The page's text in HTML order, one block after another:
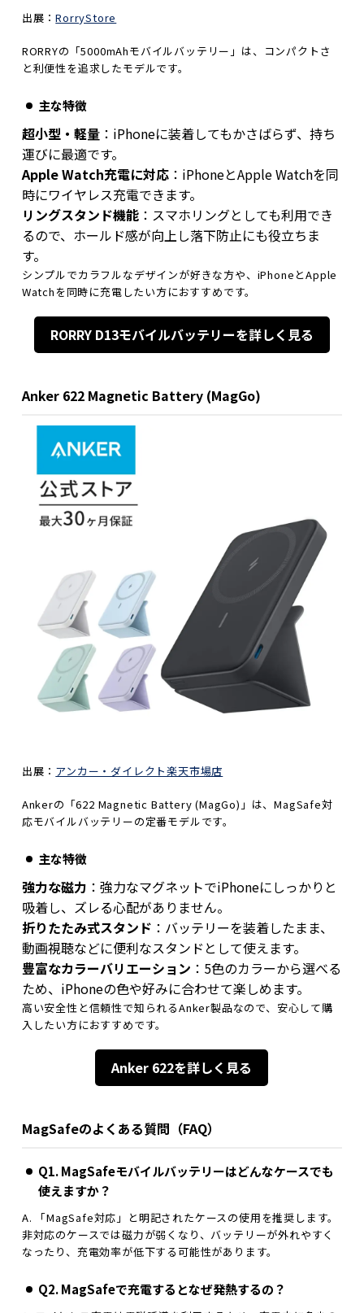
出展：RorryStore
RORRYの「5000mAhモバイルバッテリー」は、コンパクトさ
と利便性を追求したモデルです。
主な特徴
超小型・軽量：iPhoneに装着してもかさばらず、持ち
運びに最適です。
Apple Watch充電に対応：iPhoneとApple Watchを同
時にワイヤレス充電できます。
リングスタンド機能：スマホリングとしても利用でき
るので、ホールド感が向上し落下防止にも役立ちま
す。
シンプルでカラフルなデザインが好きな方や、iPhoneとApple
Watchを同時に充電したい方におすすめです。
RORRY D13モバイルバッテリーを詳しく見る
Anker 622 Magnetic Battery (MagGo)
出展： アンカー・ダイレクト楽天市場店
Ankerの「622 Magnetic Battery (MagGo)」は、MagSafe対
応モバイルバッテリーの定番モデルです。
主な特徴
強力な磁力 ：強力なマグネットでiPhoneにしっかりと
吸着し、ズレる心配がありません。
折りたたみ式スタンド ：バッテリーを装着したまま、
動画視聴などに便利なスタンドとして使えます。
豊富なカラーバリエーション ：5色のカラーから選べる
ため、iPhoneの色や好みに合わせて楽しめます。
高い安全性と信頼性で知られるAnker製品なので、安心して購
入したい方におすすめです。
Anker 622を詳しく見る
MagSafeのよくある質問（FAQ）
Q1. MagSafeモバイルバッテリーはどんなケースでも
使えますか？
A. 「MagSafe対応」と明記されたケースの使用を推奨します。
非対応のケースでは磁力が弱くなり、バッテリーが外れやすく
なったり、充電効率が低下する可能性があります。
Q2. MagSafeで充電するとなぜ発熱するの？